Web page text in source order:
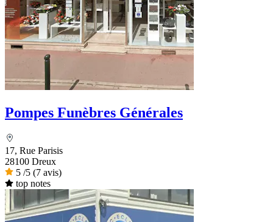
Pompes Funèbres Générales
17, Rue Parisis
28100 Dreux
5 /5 (7 avis)
top notes